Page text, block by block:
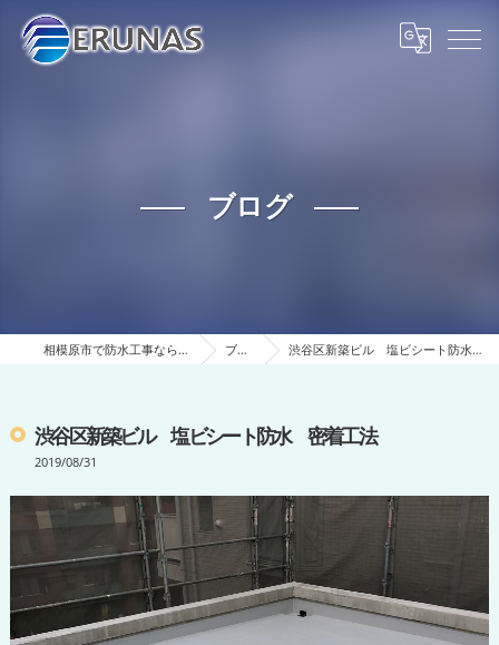
ブログ
相模原市で防水工事ならERUNAS ブログ 渋谷区新築ビル 塩ビシート防水 密着工法
渋谷区新築ビル 塩ビシート防水 密着工法
2019/08/31